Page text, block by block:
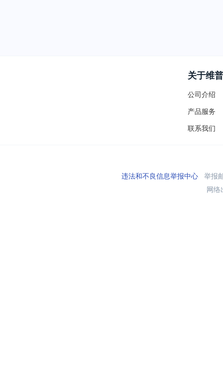
关于维普
公司介绍
产品服务
联系我们
违法和不良信息举报中心举报
网